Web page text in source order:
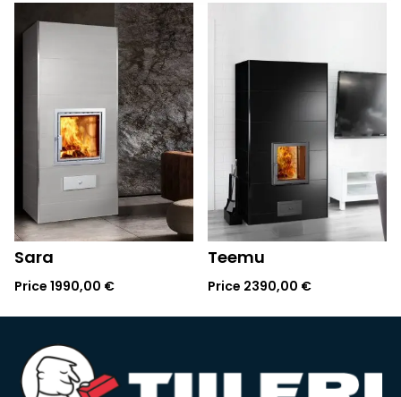
Sara
Price 1990,00 €
Teemu
Price 2390,00 €